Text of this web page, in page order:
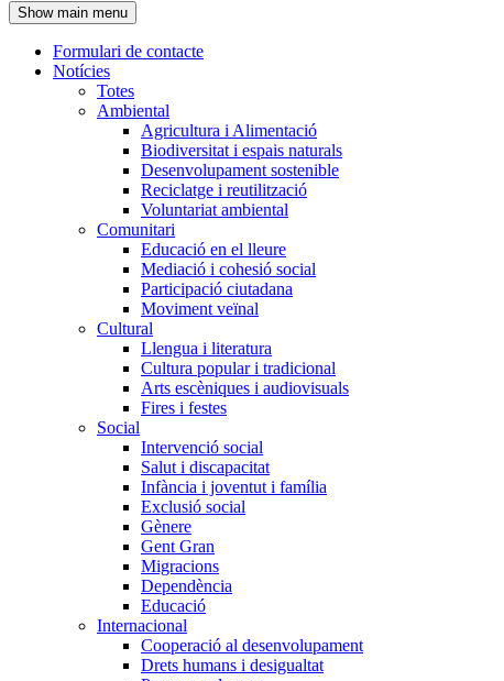
l'encapçalament
Show main menu
Navegació
principal
Formulari de contacte
Notícies
Totes
Ambiental
Agricultura i Alimentació
Biodiversitat i espais naturals
Desenvolupament sostenible
Reciclatge i reutilització
Voluntariat ambiental
Comunitari
Educació en el lleure
Mediació i cohesió social
Participació ciutadana
Moviment veïnal
Cultural
Llengua i literatura
Cultura popular i tradicional
Arts escèniques i audiovisuals
Fires i festes
Social
Intervenció social
Salut i discapacitat
Infància i joventut i família
Exclusió social
Gènere
Gent Gran
Migracions
Dependència
Educació
Internacional
Cooperació al desenvolupament
Drets humans i desigualtat